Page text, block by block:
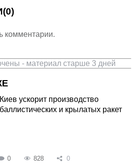
(0)
комментарии.
- материал старше 3 дней
Киев ускорит производство
баллистических и крылатых ракет
0 828 0